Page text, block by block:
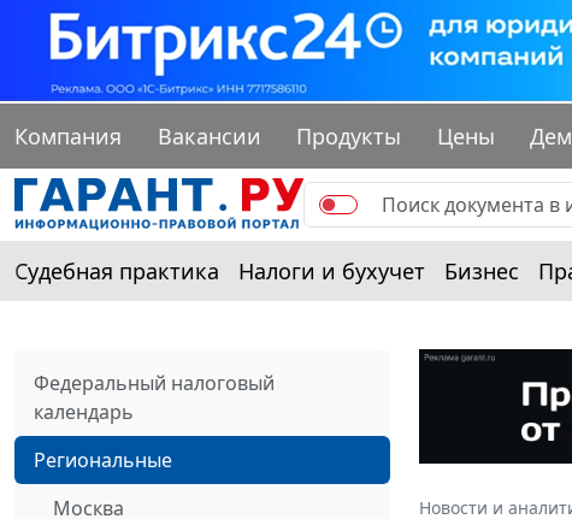
Компания Вакансии Продукты Цены
Судебная практика Налоги и бухучет Бизнес
Федеральный налоговый
календарь
Региональные
Москва
Новости и